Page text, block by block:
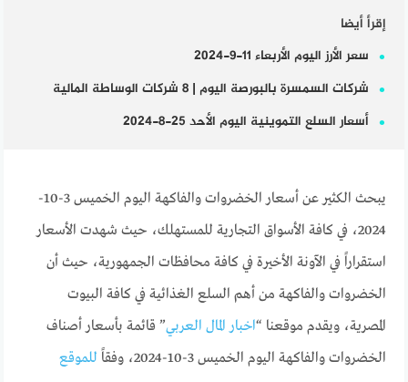
إقرأ أيضا
سعر الأرز اليوم الأربعاء 11-9-2024
شركات السمسرة بالبورصة اليوم | 8 شركات الوساطة المالية
أسعار السلع التموينية اليوم الأحد 25-8-2024
يبحث الكثير عن أسعار الخضروات والفاكهة اليوم الخميس 3-10-
2024، في كافة الأسواق التجارية للمستهلك، حيث شهدت الأسعار
استقراراً في الآونة الأخيرة في كافة محافظات الجمهورية، حيث أن
الخضروات والفاكهة من أهم السلع الغذائية في كافة البيوت
المصرية، ويقدم موقعنا “اخبار المال العربي” قائمة بأسعار أصناف
الخضروات والفاكهة اليوم الخميس 3-10-2024، وفقاً
للموقع